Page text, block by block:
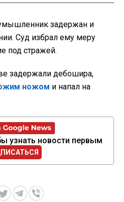
задержан и
Суд избрал ему меру
под стражей.
задержали дебошира,
ножом и напал на
узнать новости первым